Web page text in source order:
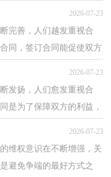
海租房合...
2026-07-23
完善，人们越发重视合
同，签订合同能促使双方
，当然也有不同...
2026-07-23
发扬，人们愈发重视合
是为了保障双方的利益，
2026-07-23
维权意识在不断增强，关
避免争端的最好方式之